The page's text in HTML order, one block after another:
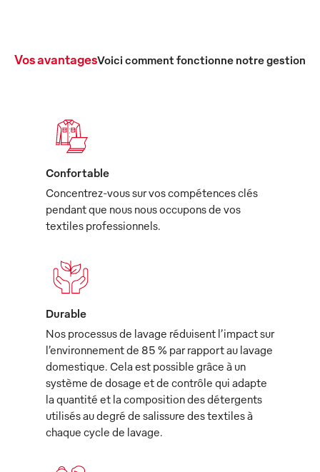
Vos avantagesVoici comment fonctionne notre gestion
Confortable
Concentrez-vous sur vos compétences clés
pendant que nous nous occupons de vos
textiles professionnels.
Durable
Nos processus de lavage réduisent l’impact sur
l’environnement de 85 % par rapport au lavage
domestique. Cela est possible grâce à un
système de dosage et de contrôle qui adapte
la quantité et la composition des détergents
utilisés au degré de salissure des textiles à
chaque cycle de lavage.